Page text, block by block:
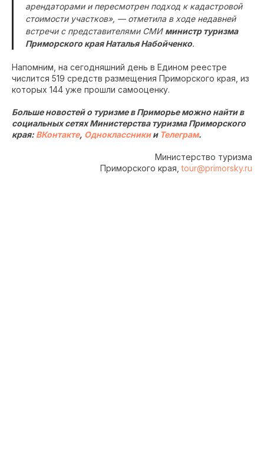
арендаторами и пересмотрен подход к кадастровой
стоимости участков», — отметила в ходе недавней
встречи с представителями СМИ министр туризма
Приморского края Наталья Набойченко.
Напомним, на сегодняшний день в Едином реестре
числится 519 средств размещения Приморского края, из
которых 144 уже прошли самооценку.
Больше новостей о туризме в Приморье можно найти в
социальных сетях Министерства туризма Приморского
края: ВКонтакте, Одноклассникии Телеграм.
Министерство туризма
Приморского края,tour@primorsky.ru